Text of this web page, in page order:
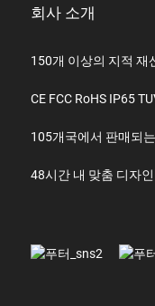
회사 소개
150개 이상의 지적 재
CE FCC RoHS IP65
105개국에서 판매되
48시간 내 맞춤 디자